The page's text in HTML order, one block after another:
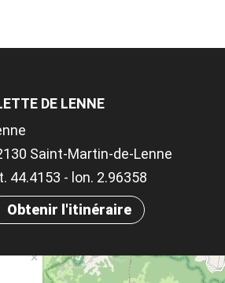
DE LENNE
Saint-Martin-de-Lenne
44.4153 - lon. 2.96358
Obtenir l'itinéraire
×